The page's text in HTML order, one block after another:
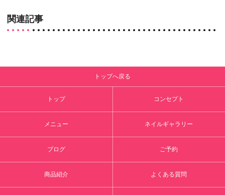
関連記事
トップへ戻る
トップ コンセプト
メニュー ネイルギャラリー
ブログ ご予約
商品紹介 よくある質問